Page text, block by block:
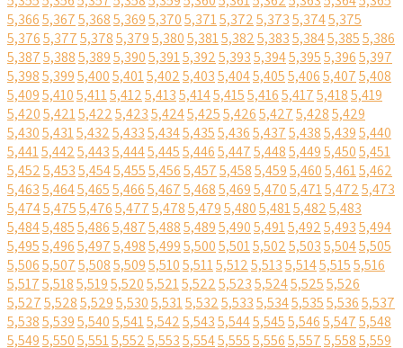
5,3665,3675,3685,3695,3705,3715,3725,3735,3745,375
5,3765,3775,3785,3795,3805,3815,3825,3835,3845,3855,386
5,3875,3885,3895,3905,3915,3925,3935,3945,3955,3965,397
5,3985,3995,4005,4015,4025,4035,4045,4055,4065,4075,408
5,4095,4105,4115,4125,4135,4145,4155,4165,4175,4185,419
5,4205,4215,4225,4235,4245,4255,4265,4275,4285,429
5,4305,4315,4325,4335,4345,4355,4365,4375,4385,4395,440
5,4415,4425,4435,4445,4455,4465,4475,4485,4495,4505,451
5,4525,4535,4545,4555,4565,4575,4585,4595,4605,4615,462
5,4635,4645,4655,4665,4675,4685,4695,4705,4715,4725,473
5,4745,4755,4765,4775,4785,4795,4805,4815,4825,483
5,4845,4855,4865,4875,4885,4895,4905,4915,4925,4935,494
5,4955,4965,4975,4985,4995,5005,5015,5025,5035,5045,505
5,5065,5075,5085,5095,5105,5115,5125,5135,5145,5155,516
5,5175,5185,5195,5205,5215,5225,5235,5245,5255,526
5,5275,5285,5295,5305,5315,5325,5335,5345,5355,5365,537
5,5385,5395,5405,5415,5425,5435,5445,5455,5465,5475,548
5,5495,5505,5515,5525,5535,5545,5555,5565,5575,5585,559